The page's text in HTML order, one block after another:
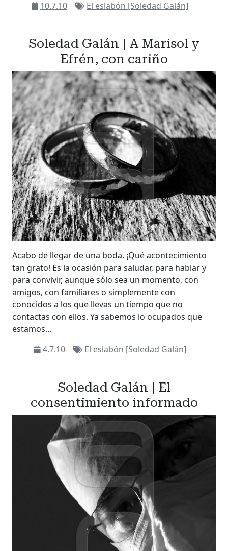
10.7.10 El eslabón [Soledad Galán]
Soledad Galán | A Marisol y
Efrén, con cariño
Acabo de llegar de una boda. ¡Qué acontecimiento
tan grato! Es la ocasión para saludar, para hablar y
para convivir, aunque sólo sea un momento, con
amigos, con familiares o simplemente con
conocidos a los que llevas un tiempo que no
contactas con ellos. Ya sabemos lo ocupados que
estamos…
4.7.10
El eslabón [Soledad Galán]
Soledad Galán | El
consentimiento informado